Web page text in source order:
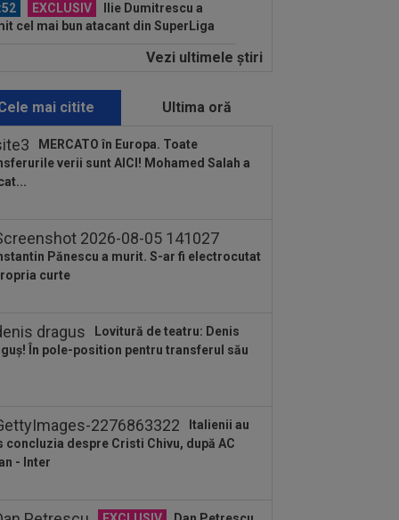
EXCLUSIV
Ilie Dumitrescu a
cel mai bun atacant din SuperLiga
Surpriza din preliminariile
MERCATO în Europa. Toate
verii sunt AICI! Mohamed
a plecat...
EXCLUSIV
Doi jucători din
propuși la FCSB: ”Pot plăti
Jovo Lukic e în fața transferului
EXCLUSIV
Ilie Dumitrescu l-a
”la zid” pe Becali, după decizia de la
Surpriza serii în Europa: rezultat
pentru oaspeți în turul trei...
Vezi ultimele ştiri
mai citite Ultima oră
MERCATO în Europa. Toate
verii sunt AICI! Mohamed Salah a
Pănescu a murit. S-ar fi electrocutat
curte
Lovitură de teatru: Denis
În pole-position pentru transferul său
Italienii au
concluzia despre Cristi Chivu, după AC
- Inter